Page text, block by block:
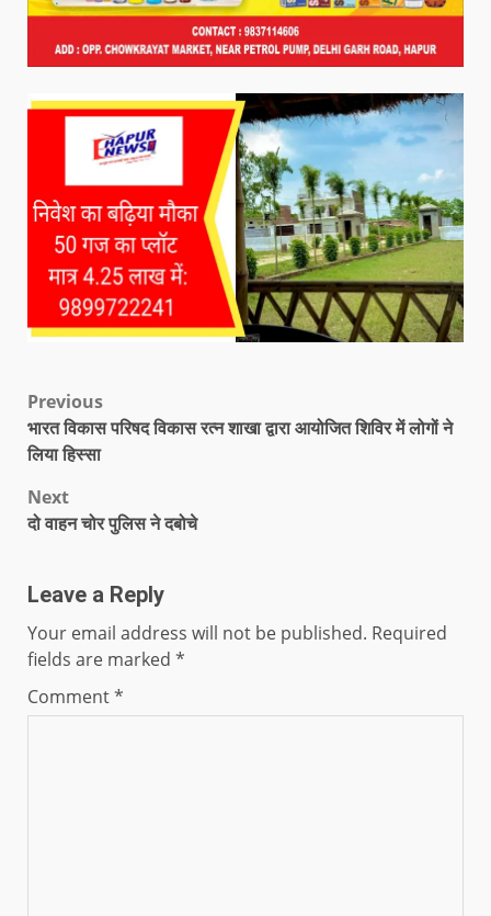
Previous
भारत विकास परिषद विकास रत्न शाखा द्वारा आयोजित शिविर में लोगों ने
लिया हिस्सा
Next
दो वाहन चोर पुलिस ने दबोचे
Leave a Reply
Your email address will not be published. Required
fields are marked *
Comment*